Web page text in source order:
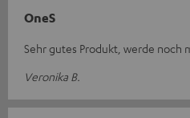
OneS
Sehr gutes Produkt, werde noch
Veronika B.